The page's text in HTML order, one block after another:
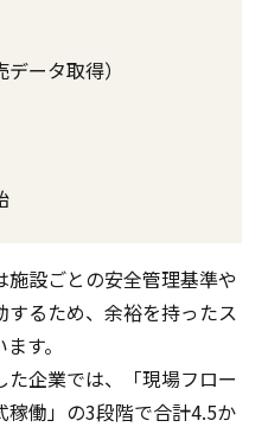
ータ取得）
設ごとの安全管理基準や
るため、余裕を持ったス
す。
企業では、「現場フロー
働」の3段階で合計4.5か